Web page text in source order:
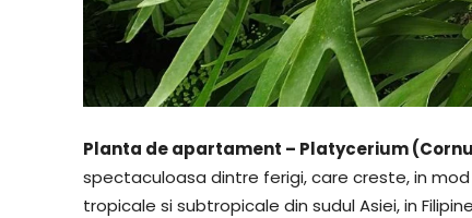
Planta de apartament – Platycerium
spectaculoasa dintre ferigi, care creste, in
tropicale si subtropicale din sudul Asiei, in